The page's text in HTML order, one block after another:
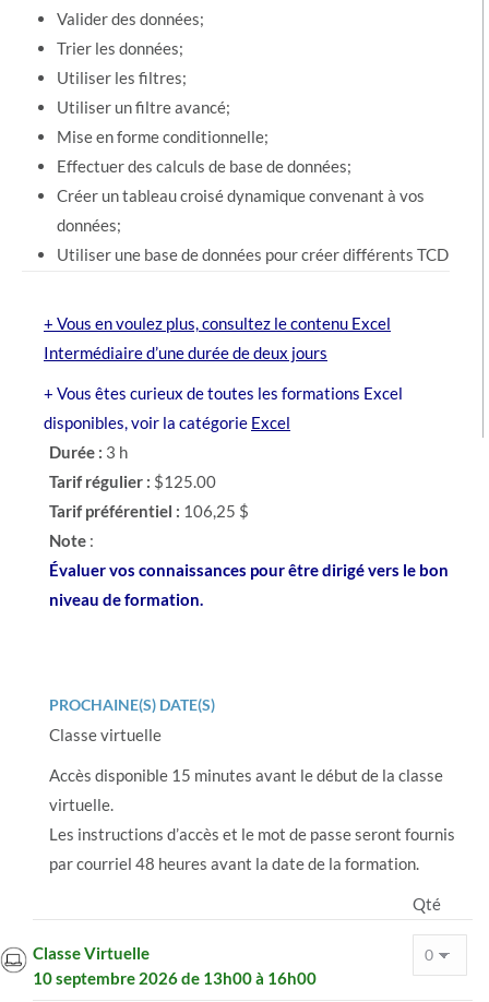
Valider des données;
Trier les données;
Utiliser les filtres;
Utiliser un filtre avancé;
Mise en forme conditionnelle;
Effectuer des calculs de base de données;
Créer un tableau croisé dynamique convenant à vos
données;
Utiliser une base de données pour créer différents TCD
+ Vous en voulez plus, consultez le contenu Excel
Intermédiaire d’une durée de deux jours
+ Vous êtes curieux de toutes les formations Excel
disponibles, voir la catégorie Excel
Durée : 3 h
Tarif régulier : $125.00
Tarif préférentiel : 106,25 $
Note :
Évaluer vos connaissances pour être dirigé vers le bon
niveau de formation.
PROCHAINE(S) DATE(S)
Classe virtuelle
Accès disponible 15 minutes avant le début de la classe
virtuelle.
Les instructions d’accès et le mot de passe seront fournis
par courriel 48 heures avant la date de la formation.
Qté
Classe Virtuelle
10 septembre 2026 de 13h00 à 16h00